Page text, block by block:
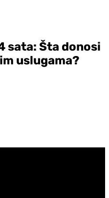
sata: Šta donosi
uslugama?